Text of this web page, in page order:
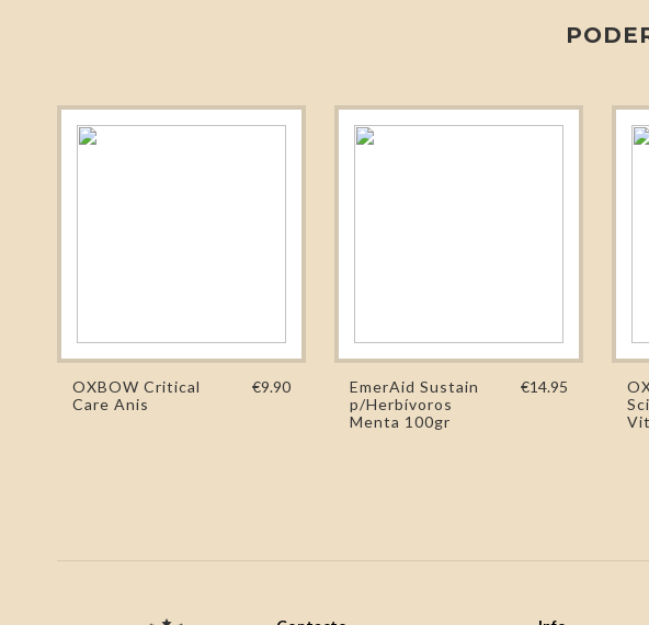
OXBOW Critical
Care Anis
€9.90
EmerAid Sustain
p/Herbívoros
Menta 100gr
€14.95